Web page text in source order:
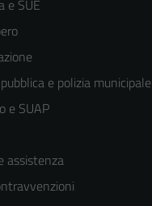
e SUE
e polizia municipale
e SUAP
assistenza